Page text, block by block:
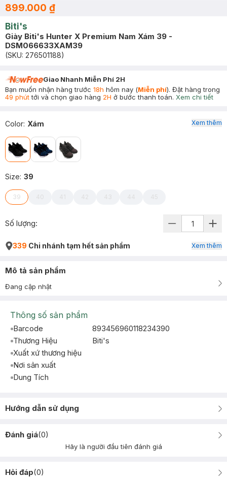
899.000 ₫
Biti's
Giày Biti's Hunter X Premium Nam Xám 39 -
DSM066633XAM39
(SKU: 276501188)
Giao Nhanh Miễn Phí 2H
Bạn muốn nhận hàng trước 18h hôm nay (Miễn phí). Đặt hàng trong
49 phúttới và chọn giao hàng 2H ở bước thanh toán. Xem chi tiết
Color: Xám
Size: 39
39 40 41 42 43 44 45
Xem thêm
Số lượng:
339 Chi nhánh tạm hết sản phẩm Xem thêm
Mô tả sản phẩm
Đang cập nhật
Thông số sản phẩm
Barcode
893456960118234390
Thương Hiệu
Biti's
Xuất xứ thương hiệu
Nơi sản xuất
Dung Tích
Hướng dẫn sử dụng
Đánh giá(0)
Hãy là người đầu tiên đánh giá
Hỏi đáp(0)